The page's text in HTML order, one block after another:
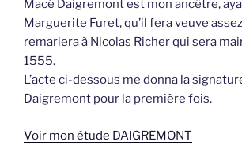
Macé Daigremont est mon ancêtre,
Marguerite Furet, qu’il fera veuve
remariera à Nicolas Richer qui sera
1555.
L’acte ci-dessous me donna la
Daigremont pour la première fois.
Voir mon étude DAIGREMONT